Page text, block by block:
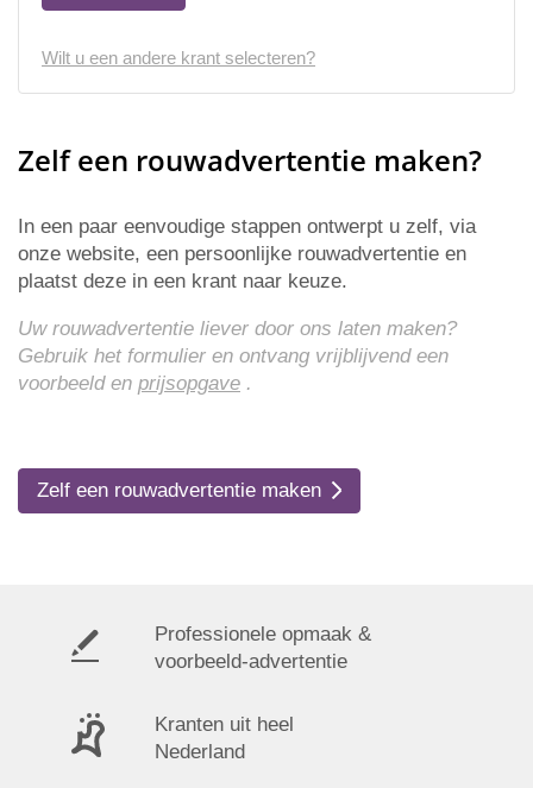
Wilt u een andere krant selecteren?
Zelf een rouwadvertentie maken?
In een paar eenvoudige stappen ontwerpt u zelf, via
onze website, een persoonlijke rouwadvertentie en
plaatst deze in een krant naar keuze.
Uw rouwadvertentie liever door ons laten maken?
Gebruik het formulier en ontvang vrijblijvend een
voorbeeld en prijsopgave .
Zelf een rouwadvertentie maken
Professionele opmaak &
voorbeeld-advertentie
Kranten uit heel
Nederland